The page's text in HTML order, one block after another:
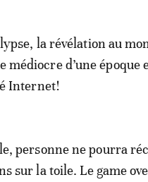
la révélation au
d’une époque
Internet!
personne ne pourra
sur la toile. Le game